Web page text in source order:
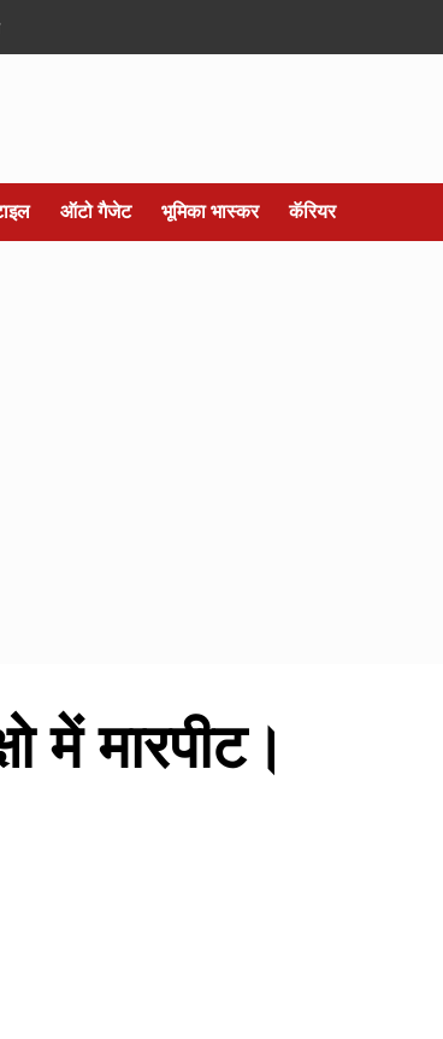
ऑटो गैजेट भूमिका भास्कर कॅरियर
में मारपीट।